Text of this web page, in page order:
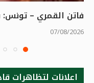
فاتن القمري –
07/08/2026
اعلانات لتظاهرات